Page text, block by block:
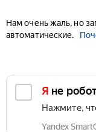
Нам очень жаль, но
автоматические.
Я не
Нажмите,
Yandex